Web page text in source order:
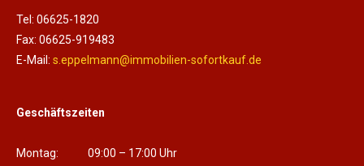
Tel: 06625-1820
Fax: 06625-919483
E-Mail: s.eppelmann@immobilien-sofortkauf.de
Geschäftszeiten
Montag: 09:00 – 17:00 Uhr